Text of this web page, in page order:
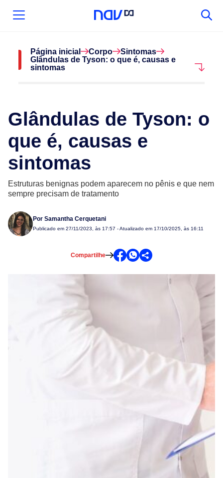
Página inicial Corpo
Sintomas
Glândulas de Tyson: o que é, causas e
sintomas
Glândulas de Tyson: o
que é, causas e
sintomas
Estruturas benignas podem aparecem no pênis e que nem
sempre precisam de tratamento
Por Samantha Cerquetani
Publicado em 27/11/2023, às 17:57 - Atualizado em 17/10/2025, às 16:11
Compartilhe